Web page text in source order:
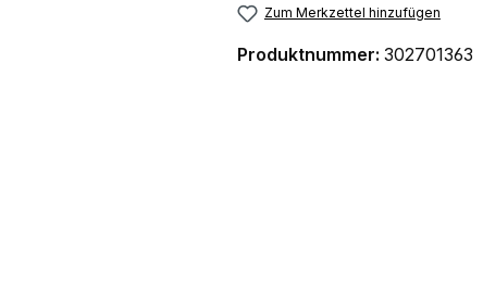
Zum Merkzettel hinzufügen
Produktnummer: 302701363